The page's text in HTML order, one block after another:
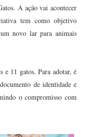
A ação vai acontecer
tem como objetivo
novo lar para animais
e 11 gatos. Para adotar, é
de identidade e
o compromisso com